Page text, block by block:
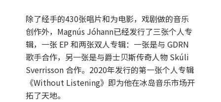
除了经手的430张唱片和为电影，戏剧做的音乐
创作外，Magnús Jóhann已经发行了三张个人专
辑，一张 EP 和两张双人专辑：一张是与 GDRN
歌手合作，另一张是与爵士贝斯传奇人物 Skúli
Sverrisson 合作。2020年发行的第一张个人专辑
《Without Listening》即为他在冰岛音乐市场开
拓了天地。